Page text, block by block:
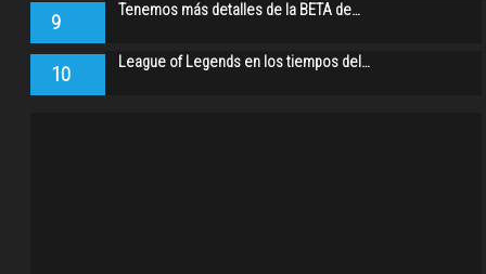
9 Tenemos más detalles de la BETA de…
10 League of Legends en los tiempos del…